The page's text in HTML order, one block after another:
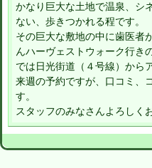
かなり巨大な土地で温泉、シ
ない、歩きつかれる程です。
その巨大な敷地の中に歯医者
んハーヴェストウォーク行き
では日光街道（４号線）から
来週の予約ですが、口コミ、
す。
スタッフのみなさんよろしく